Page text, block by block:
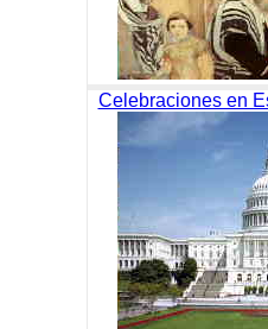
Celebraciones en